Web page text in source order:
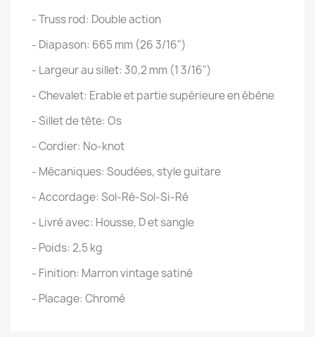
- Truss rod: Double action
- Diapason: 665 mm (26 3/16")
- Largeur au sillet: 30,2 mm (1 3/16")
- Chevalet: Erable et partie supérieure en ébène
- Sillet de tête: Os
- Cordier: No-knot
- Mécaniques: Soudées, style guitare
- Accordage: Sol-Ré-Sol-Si-Ré
- Livré avec: Housse, D et sangle
- Poids: 2,5 kg
- Finition: Marron vintage satiné
- Placage: Chromé